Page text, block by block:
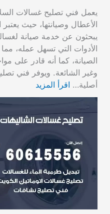
يعمل فني تصليح غسالات
الأعطال وصيانتها، حيث
يبحثون عن خدمة صيانة
الأدوات التي تسهل عمله،
الصيانة، كما أنه قادر على
وغير الشائعة. ويوفر فني
أصلية… اقرأ المزيد